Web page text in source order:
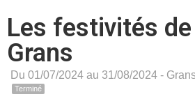
Les festivités
Grans
Du 01/07/2024 au 31/08/2024 -
Terminé